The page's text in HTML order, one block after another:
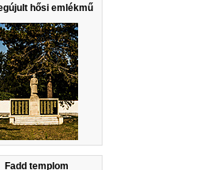
hősi emlékmű
Fadd templom